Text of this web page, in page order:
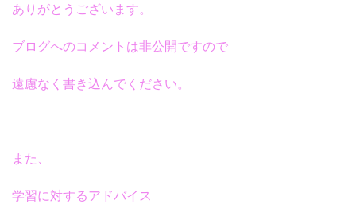
ありがとうございます。
ブログへのコメントは非公開ですので
遠慮なく書き込んでください。
また、
学習に対するアドバイス